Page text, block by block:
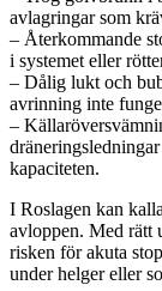
avlagringar som
– Återkommande
i systemet eller
– Dålig lukt och
avrinning inte
–
kapaciteten.
I Roslagen kan
avloppen. Med rätt
risken för akuta
under helger eller